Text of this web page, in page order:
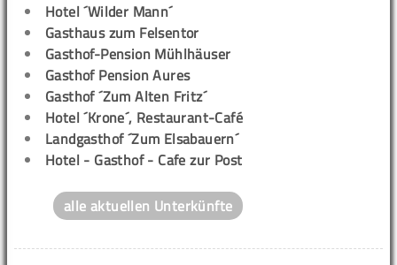
Hotel ´Wilder Mann´
Gasthaus zum Felsentor
Gasthof-Pension Mühlhäuser
Gasthof Pension Aures
Gasthof ´Zum Alten Fritz´
Hotel ´Krone´, Restaurant-Café
Landgasthof ´Zum Elsabauern´
Hotel - Gasthof - Cafe zur Post
alle aktuellen Unterkünfte